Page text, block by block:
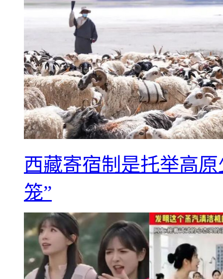
西藏寄宿制是托举高
笼”